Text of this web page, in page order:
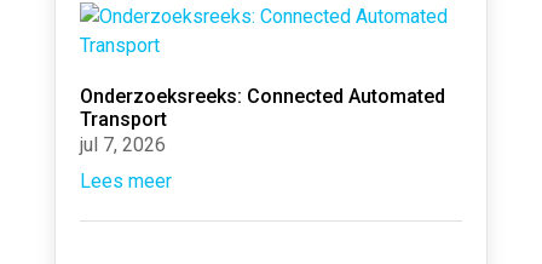
Onderzoeksreeks: Connected Automated
Transport
jul 7, 2026
Lees meer